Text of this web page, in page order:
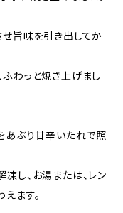
旨味を引き出してか
わっと焼き上げまし
あぶり甘辛いたれで照
し、お湯または、レン
ます。